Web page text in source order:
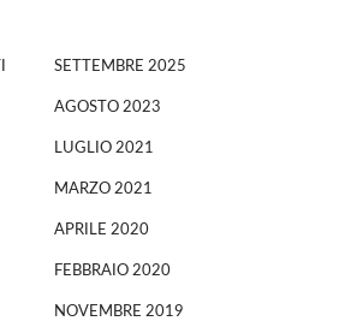
SETTEMBRE 2025
AGOSTO 2023
LUGLIO 2021
MARZO 2021
APRILE 2020
FEBBRAIO 2020
NOVEMBRE 2019